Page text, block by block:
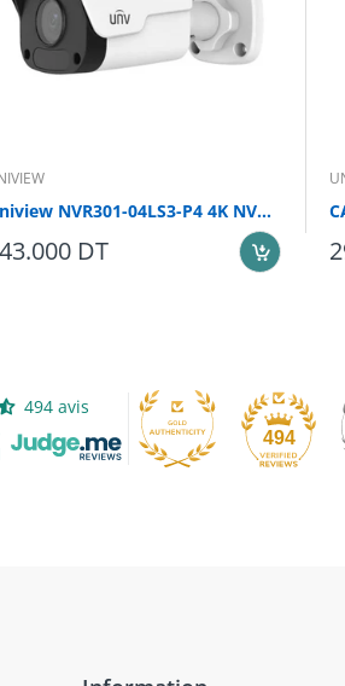
Uniview NVR301-04LS3-P4 4K NVR 4CH
DT
494 avis
494